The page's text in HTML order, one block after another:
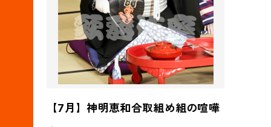
【7月】神明恵和合取組め組の喧嘩